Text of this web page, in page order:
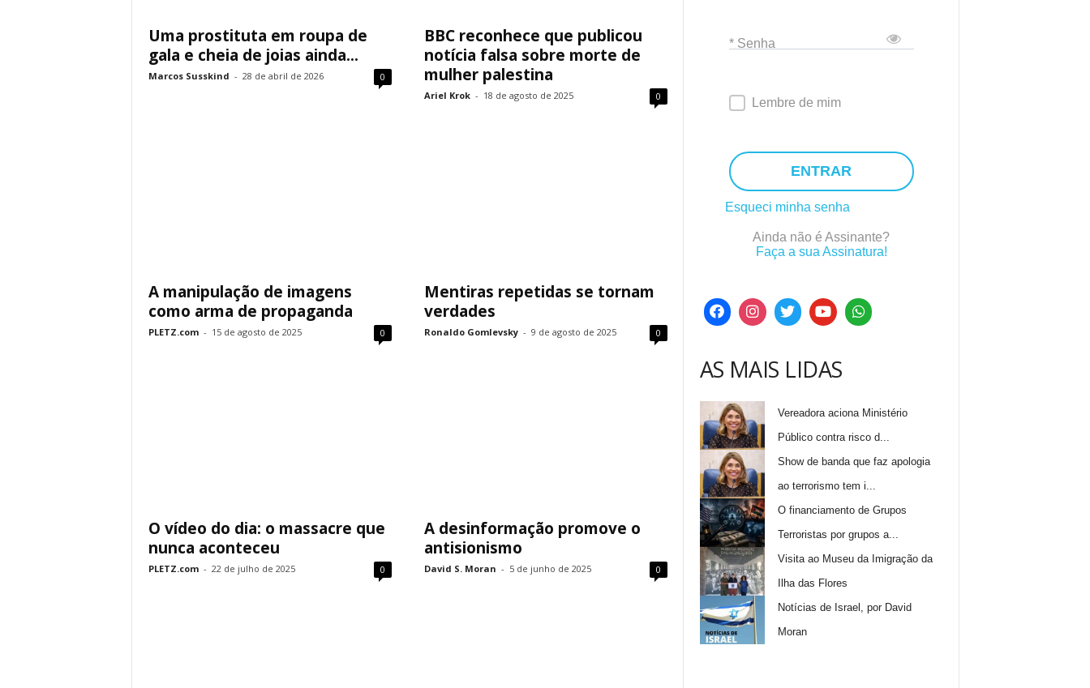
Uma prostituta em roupa de
gala e cheia de joias ainda...
Marcos Susskind - 28 de abril de 2026 0
BBC reconhece que publicou
notícia falsa sobre morte de
mulher palestina
Ariel Krok - 18 de agosto de 2025 0
A manipulação de imagens
como arma de propaganda
PLETZ.com - 15 de agosto de 2025 0
Mentiras repetidas se tornam
verdades
Ronaldo Gomlevsky - 9 de agosto de 2025 0
O vídeo do dia: o massacre que
nunca aconteceu
PLETZ.com - 22 de julho de 2025 0
A desinformação promove o
antisionismo
David S. Moran - 5 de junho de 2025 0
* Senha
Lembre de mim
ENTRAR
Esqueci minha senha
Ainda não é Assinante?
Faça a sua Assinatura!
AS MAIS LIDAS
Vereadora aciona Ministério
Público contra risco d...
Show de banda que faz apologia
ao terrorismo tem i...
O financiamento de Grupos
Terroristas por grupos a...
Visita ao Museu da Imigração da
Ilha das Flores
Notícias de Israel, por David
Moran